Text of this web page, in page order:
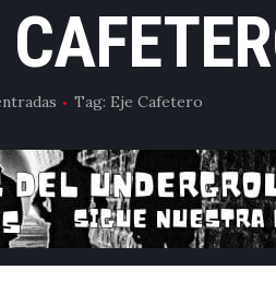
Tag: Eje Cafetero